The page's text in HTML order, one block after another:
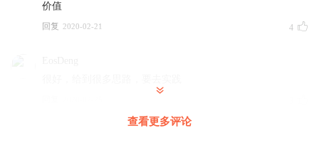
价值
回复 2020-02-21 4
查看更多评论